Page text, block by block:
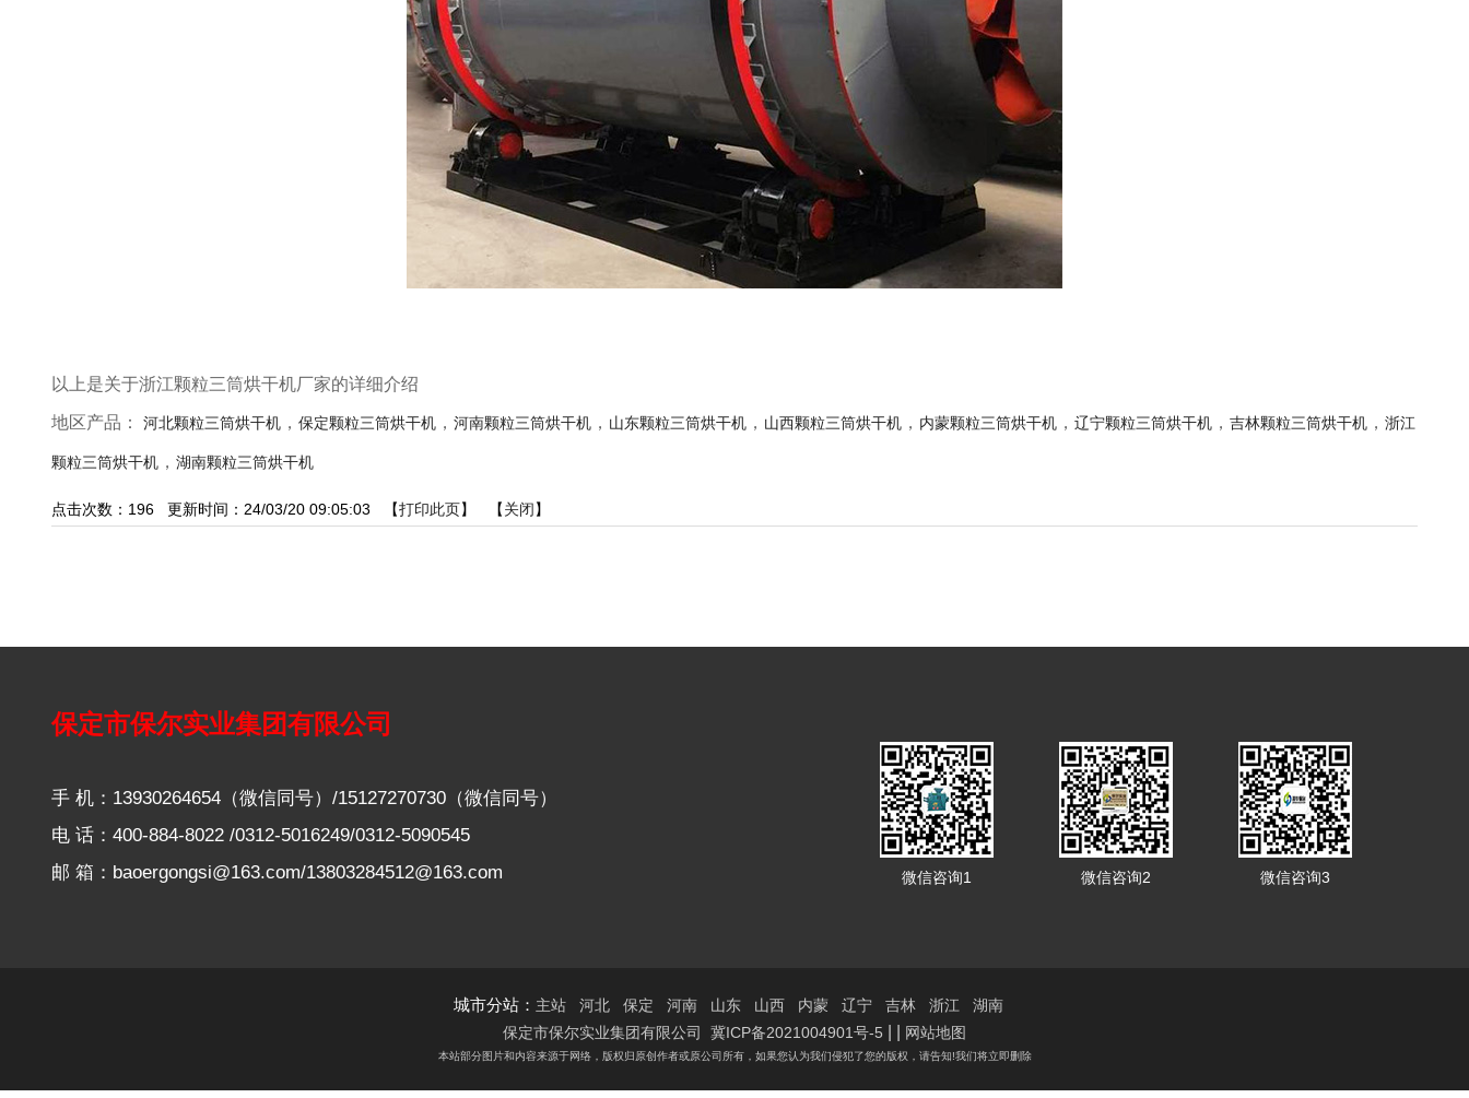
以上是关于浙江颗粒三筒烘干机厂家的详细介绍
地区产品： 河北颗粒三筒烘干机 ， 保定颗粒三筒烘干机 ， 河南颗粒三筒烘干机 ， 山东颗粒三筒烘干机 ， 山西颗粒三筒烘干机 ， 内蒙颗粒三筒烘干机 ， 辽宁颗粒三筒烘干机 ， 吉林颗粒三筒烘干机 ， 浙江
颗粒三筒烘干机 ， 湖南颗粒三筒烘干机
点击次数： 196 更新时间：24/03/20 09:05:03 【打印此页】 【关闭】
保定市保尔实业集团有限公司
手 机：13930264654（微信同号）/15127270730（微信同号）
电 话：400-884-8022 /0312-5016249/0312-5090545
邮 箱：baoergongsi@163.com/13803284512@163.com
微信咨询3
微信咨询2
微信咨询1
城市分站： 主站 河北 保定 河南 山东 山西 内蒙 辽宁 吉林 浙江
湖南
保定市保尔实业集团有限公司 冀ICP备2021004901号-5 网站地图
本站部分图片和内容来源于网络，版权归原创作者或原公司所有，如果您认为我们侵犯了您的版权，请告知!我们将立即删除